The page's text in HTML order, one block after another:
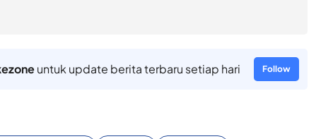
untuk update berita terbaru setiap hari Follow